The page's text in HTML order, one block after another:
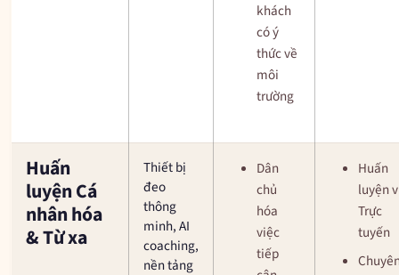
khách
có ý
thức về
môi
trường
Huấn
luyện Cá
nhân hóa
& Từ xa
Thiết bị
đeo
thông
minh, AI
coaching,
nền tảng
Dân
chủ
hóa
việc
tiếp
Huấn
luyện
Trực
tuyến